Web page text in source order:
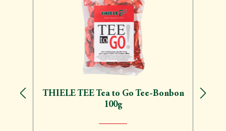
THIELE TEE Tea to Go Tee-Bonbon
100g